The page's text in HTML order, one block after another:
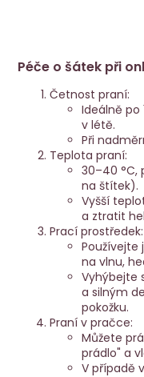
Péče o šátek při
Četnost praní:
Ideálně po
v létě.
Při
Teplota praní:
30–40
na štítek).
Vyšší
a ztratit
Prací prostředek:
na vlnu,
Vyhýbejte
a silným
pokožku.
Praní v pračce:
Můžete
prádlo" a
V případě